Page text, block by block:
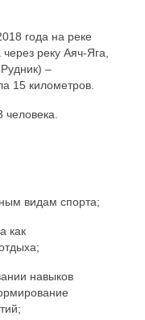
года на реке
реку Аяч-Яга,
–
15 километров.
человека.
видам спорта;
как
навыков